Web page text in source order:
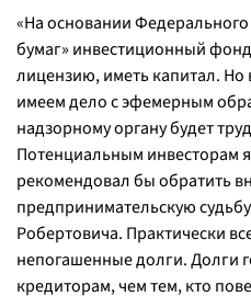
«На основании
бумаг» инвестиционный
лицензию, иметь капитал.
имеем дело с эфемерным
надзорному органу будет
Потенциальным инвесторам
рекомендовал бы обратить
предпринимательскую
Робертовича. Практически
непогашенные долги. Долги
кредиторам, чем тем, кто